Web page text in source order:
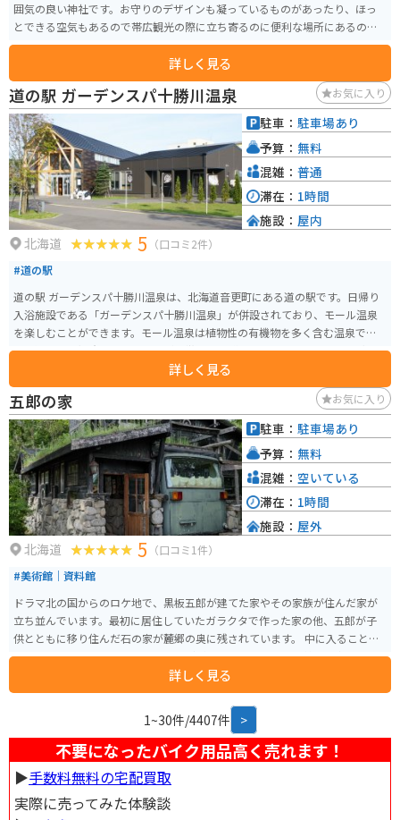
囲気の良い神社です。お守りのデザインも凝っているものがあったり、ほっ
とできる空気もあるので帯広観光の際に立ち寄るのに便利な場所にあるので
オススメです。
詳しく見る
道の駅 ガーデンスパ十勝川温泉 お気に入り
北海道 5 （口コミ2件）
#道の駅
道の駅 ガーデンスパ十勝川温泉は、北海道音更町にある道の駅です。日帰り
入浴施設である「ガーデンスパ十勝川温泉」が併設されており、モール温泉
を楽しむことができます。モール温泉は植物性の有機物を多く含む温泉で、
肌に滑らかで湯冷めしにくいのが特徴です。 道の駅には、地元の農産物直売
所やレストランもあり、十勝地方の特産品を味わうことができます。特に、
十勝産の小麦を使ったパンやスイーツはおすすめです。バイクで訪れる際
は、広々とした駐車場があるので安心です。周辺には、広大な畑が広がり、
北海道らしい風景を楽しむことができます。また、道の駅から少し足を延ば
せば、然別湖やナイタイ高原牧場など、自然豊かな観光スポットも点在して
います。
詳しく見る
駐車： 駐車場あり
予算： 無料
混雑： 普通
滞在： 1時間
施設： 屋内
五郎の家 お気に入り
北海道 5 （口コミ1件）
#美術館｜資料館
ドラマ北の国からのロケ地で、黒板五郎が建てた家やその家族が住んだ家が
立ち並んでいます。最初に居住していたガラクタで作った家の他、五郎が子
供とともに移り住んだ石の家が麓郷の奥に残されています。 中に入ることも
可能で、汚さないようにスリッパなどが置かれており、履き替えて中を探索
できます。昭和時代の茶箪笥やテレビ、石炭ストーブなど、懐かしい家具もそ
のままに展示されていて今の便利な生活からかけ離れた昔の時代にタイムス
詳しく見る
駐車： 駐車場あり
予算： 無料
混雑： 空いている
滞在： 1時間
施設： 屋外
1~30件/4407件 >
不要になったバイク用品高く売れます！
▶︎手数料無料の宅配買取
実際に売ってみた体験談